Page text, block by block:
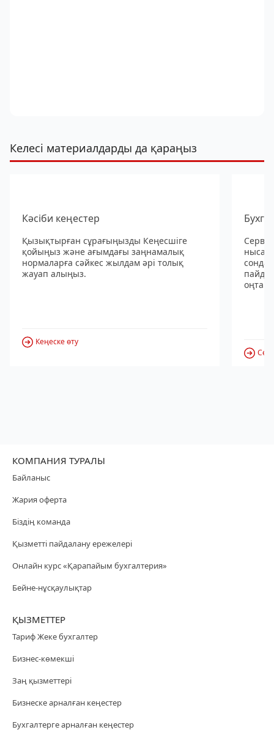
Келесі материалдарды да қараңыз
Кәсіби кеңестер
Қызықтырған сұрағыңызды Кеңесшіге
қойыңыз және ағымдағы заңнамалық
нормаларға сәйкес жылдам әрі толық
жауап алыңыз.
Кеңеске өту
КОМПАНИЯ ТУРАЛЫ
Байланыс
Жария оферта
Біздің команда
Қызметті пайдалану ережелері
Онлайн курс «Қарапайым бухгалтерия»
Бейне-нұсқаулықтар
ҚЫЗМЕТТЕР
Тариф Жеке бухгалтер
Бизнес-көмекші
Заң қызметтері
Бизнеске арналған кеңестер
Бухгалтерге арналған кеңестер